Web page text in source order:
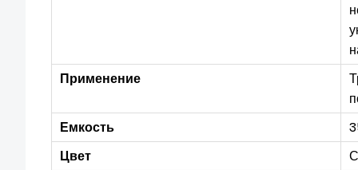
Применение
Емкость
Цвет